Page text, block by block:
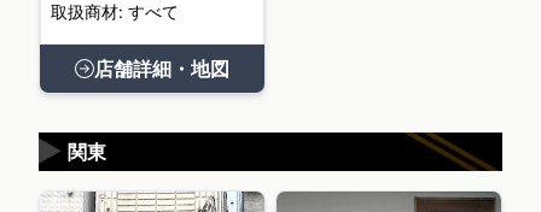
取扱商材: すべて
店舗詳細・地図
関東
▶